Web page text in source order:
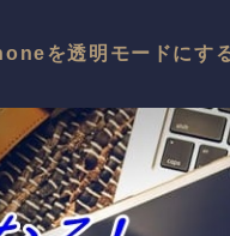
を透明モードにす